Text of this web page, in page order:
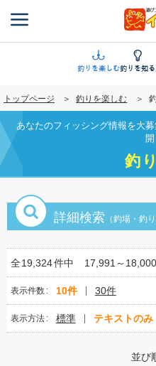
ン
に
移
動
釣りを楽しむ釣りを知る
トップページ 釣りを楽しむ
あなたのフィッシング情報を大
開
釣
詳細検索 （釣場・釣
全19,324件中 17,991～18,000
表示件数 10件 30件
表示方法 標準 テキストのみ
並び